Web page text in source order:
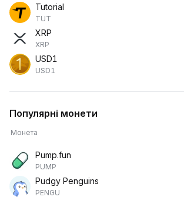
Tutorial
TUT
XRP
XRP
USD1
USD1
Популярні монети
Монета
Pump.fun
PUMP
Pudgy Penguins
PENGU